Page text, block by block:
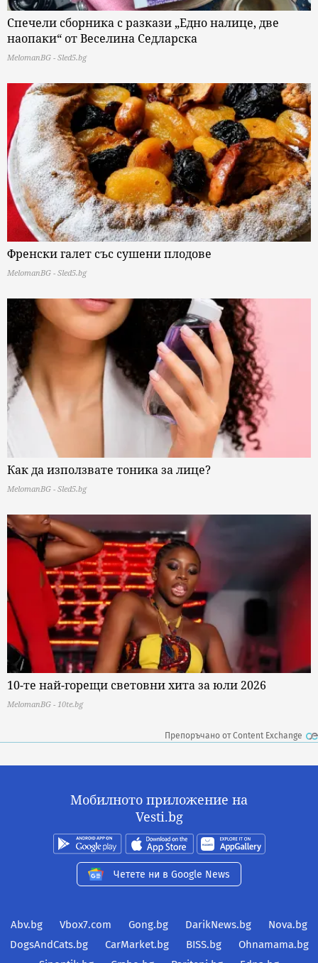
Спечели сборника с разкази „Едно налице, две
наопаки“ от Веселина Седларска
MelomanBG - Sled5.bg
Френски галет със сушени плодове
MelomanBG - Sled5.bg
Как да използвате тоника за лице?
MelomanBG - Sled5.bg
10-те най-горещи световни хита за юли 2026
MelomanBG - 10te.bg
Препоръчано от Content Exchange
Мобилното приложение на
Vesti.bg
Четете ни в Google News
Abv.bg Vbox7.com Gong.bg DarikNews.bg
Nova.bg
DogsAndCats.bg
CarMarket.bg BISS.bg
Ohnamama.bg